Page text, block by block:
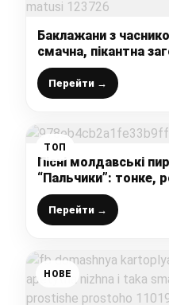
Баклажани з
смачна, пікантна
рецептом моєї
Перейти →
ТОП
Пісні молдавські
“Пальчики”: тонке,
начинка з
Перейти →
НОВЕ